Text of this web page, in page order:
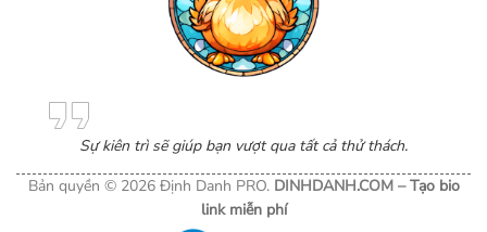
Sự kiên trì sẽ giúp bạn vượt qua tất cả thử thách.
Bản quyền © 2026 Định Danh PRO. DINHDANH.COM –Tạo bio
link miễn phí